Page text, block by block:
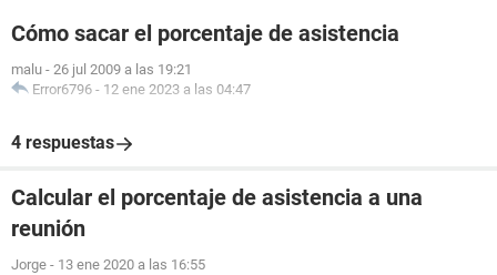
Cómo sacar el porcentaje de asistencia
malu - 26 jul 2009 a las 19:21
Error6796 - 12 ene 2023 a las 04:47
4 respuestas
Calcular el porcentaje de asistencia a una
reunión
Jorge - 13 ene 2020 a las 16:55